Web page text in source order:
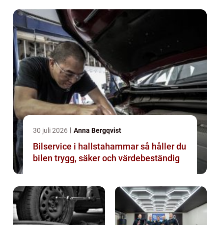
30 juli 2026 Anna Bergqvist
Bilservice i hallstahammar så håller du
bilen trygg, säker och värdebeständig